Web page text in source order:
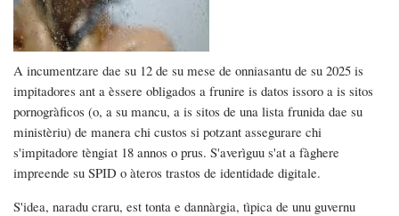
A incumentzare dae su 12 de su mese de onniasantu de su 2025 is
impitadores ant a èssere obligados a frunire is datos issoro a is sitos
pornogràficos (o, a su mancu, a is sitos de una lista frunida dae su
ministèriu) de manera chi custos si potzant assegurare chi
s'impitadore tèngiat 18 annos o prus. S'averìguu s'at a fàghere
impreende su SPID o àteros trastos de identidade digitale.
S'idea, naradu craru, est tonta e dannàrgia, tìpica de unu guvernu